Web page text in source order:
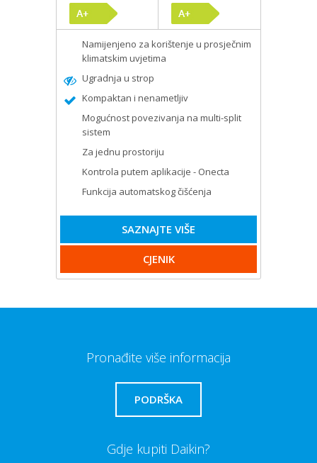
Namijenjeno za korištenje u prosječnim
klimatskim uvjetima
Ugradnja u strop
Kompaktan i nenametljiv
Mogućnost povezivanja na multi-split
sistem
Za jednu prostoriju
Kontrola putem aplikacije - Onecta
Funkcija automatskog čišćenja
SAZNAJTE VIŠE
CJENIK
Pronađite više informacija
PODRŠKA
Gdje kupiti Daikin?